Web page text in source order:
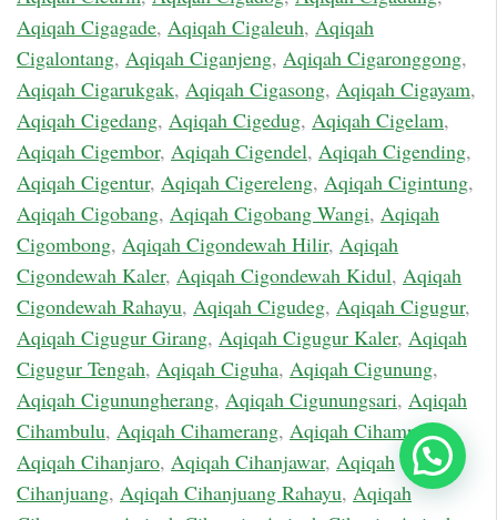
Aqiqah Cigagade, Aqiqah Cigaleuh, Aqiqah
Cigalontang, Aqiqah Ciganjeng, Aqiqah Cigaronggong,
Aqiqah Cigarukgak, Aqiqah Cigasong, Aqiqah Cigayam,
Aqiqah Cigedang, Aqiqah Cigedug, Aqiqah Cigelam,
Aqiqah Cigembor, Aqiqah Cigendel, Aqiqah Cigending,
Aqiqah Cigentur, Aqiqah Cigereleng, Aqiqah Cigintung,
Aqiqah Cigobang, Aqiqah Cigobang Wangi, Aqiqah
Cigombong, Aqiqah Cigondewah Hilir, Aqiqah
Cigondewah Kaler, Aqiqah Cigondewah Kidul, Aqiqah
Cigondewah Rahayu, Aqiqah Cigudeg, Aqiqah Cigugur,
Aqiqah Cigugur Girang, Aqiqah Cigugur Kaler, Aqiqah
Cigugur Tengah, Aqiqah Ciguha, Aqiqah Cigunung,
Aqiqah Cigunungherang, Aqiqah Cigunungsari, Aqiqah
Cihambulu, Aqiqah Cihamerang, Aqiqah Cihampelas,
Aqiqah Cihanjaro, Aqiqah Cihanjawar, Aqiqah
Cihanjuang, Aqiqah Cihanjuang Rahayu, Aqiqah
Chat Sekarang